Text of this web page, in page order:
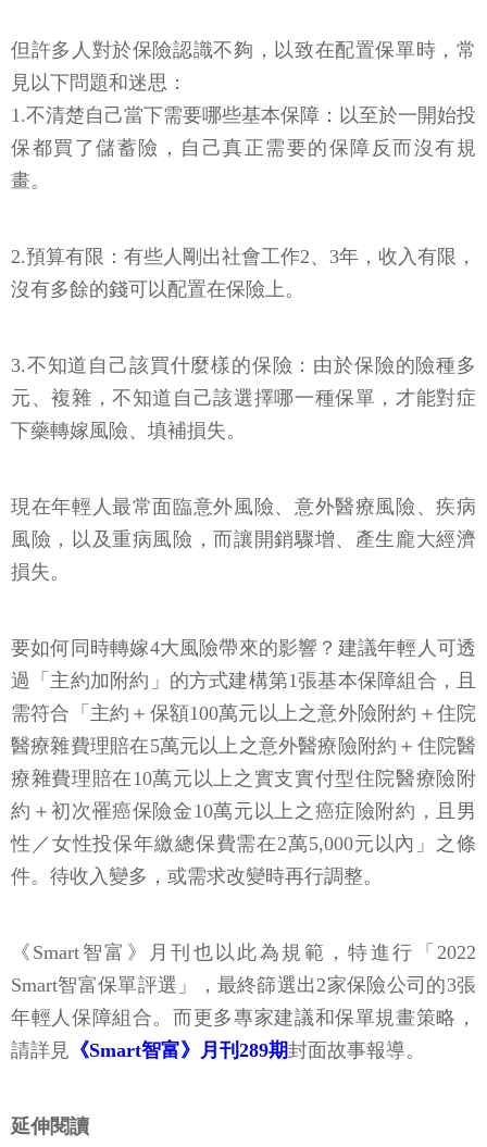
但許多人對於保險認識不夠，以致在配置保單時，常
見以下問題和迷思：
1.不清楚自己當下需要哪些基本保障：以至於一開始投
保都買了儲蓄險，自己真正需要的保障反而沒有規
畫。
2.預算有限：有些人剛出社會工作2、3年，收入有限，
沒有多餘的錢可以配置在保險上。
3.不知道自己該買什麼樣的保險：由於保險的險種多
元、複雜，不知道自己該選擇哪一種保單，才能對症
下藥轉嫁風險、填補損失。
現在年輕人最常面臨意外風險、意外醫療風險、疾病
風險，以及重病風險，而讓開銷驟增、產生龐大經濟
損失。
要如何同時轉嫁4大風險帶來的影響？建議年輕人可透
過「主約加附約」的方式建構第1張基本保障組合，且
需符合「主約＋保額100萬元以上之意外險附約＋住院
醫療雜費理賠在5萬元以上之意外醫療險附約＋住院醫
療雜費理賠在10萬元以上之實支實付型住院醫療險附
約＋初次罹癌保險金10萬元以上之癌症險附約，且男
性／女性投保年繳總保費需在2萬5,000元以內」之條
件。待收入變多，或需求改變時再行調整。
《Smart智富》月刊也以此為規範，特進行「2022
Smart智富保單評選」，最終篩選出2家保險公司的3張
年輕人保障組合。而更多專家建議和保單規畫策略，
請詳見 《Smart智富》月刊289期封面故事報導。
延伸閱讀